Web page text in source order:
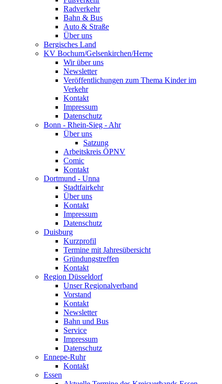
Radverkehr
Bahn & Bus
Auto & Straße
Über uns
Bergisches Land
KV Bochum/Gelsenkirchen/Herne
Wir über uns
Newsletter
Veröffentlichungen zum Thema Kinder im
Verkehr
Kontakt
Impressum
Datenschutz
Bonn - Rhein-Sieg - Ahr
Über uns
Satzung
Arbeitskreis ÖPNV
Comic
Kontakt
Dortmund - Unna
Stadtfairkehr
Über uns
Kontakt
Impressum
Datenschutz
Duisburg
Kurzprofil
Termine mit Jahresübersicht
Gründungstreffen
Kontakt
Region Düsseldorf
Unser Regionalverband
Vorstand
Kontakt
Newsletter
Bahn und Bus
Service
Impressum
Datenschutz
Ennepe-Ruhr
Kontakt
Essen